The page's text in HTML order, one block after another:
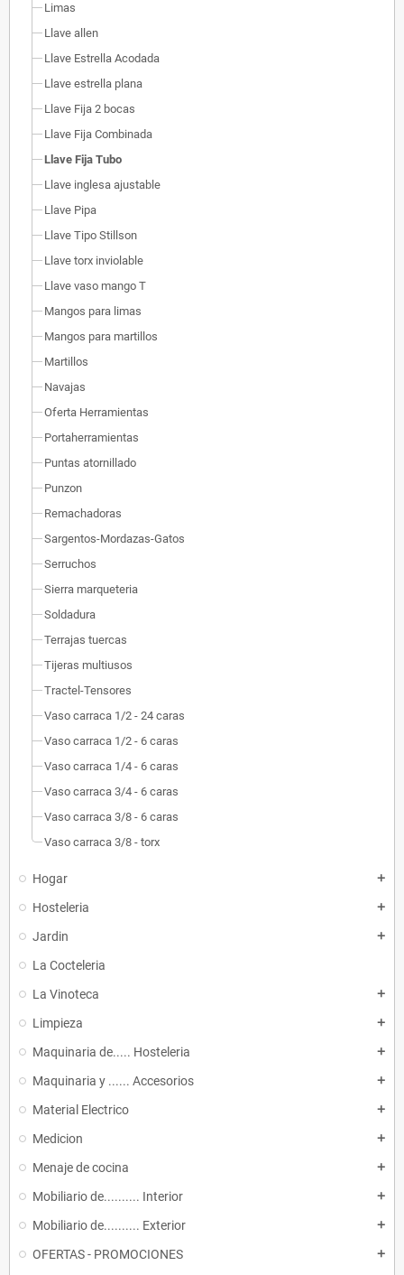
Limas
Llave allen
Llave Estrella Acodada
Llave estrella plana
Llave Fija 2 bocas
Llave Fija Combinada
Llave Fija Tubo
Llave inglesa ajustable
Llave Pipa
Llave Tipo Stillson
Llave torx inviolable
Llave vaso mango T
Mangos para limas
Mangos para martillos
Martillos
Navajas
Oferta Herramientas
Portaherramientas
Puntas atornillado
Punzon
Remachadoras
Sargentos-Mordazas-Gatos
Serruchos
Sierra marqueteria
Soldadura
Terrajas tuercas
Tijeras multiusos
Tractel-Tensores
Vaso carraca 1/2 - 24 caras
Vaso carraca 1/2 - 6 caras
Vaso carraca 1/4 - 6 caras
Vaso carraca 3/4 - 6 caras
Vaso carraca 3/8 - 6 caras
Vaso carraca 3/8 - torx
Hogar add
Hosteleria add
Jardin add
La Cocteleria
La Vinoteca
add
Limpieza add
Maquinaria de..... Hosteleria add
Maquinaria y ...... Accesorios add
Material Electrico add
Medicion add
Menaje de cocina add
Mobiliario de.......... Interior add
Mobiliario de.......... Exterior add
OFERTAS - PROMOCIONES add